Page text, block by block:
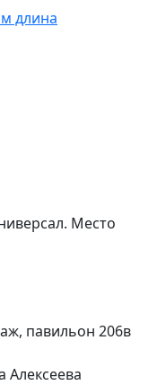
длина
Место
павильон 206в
Алексеева